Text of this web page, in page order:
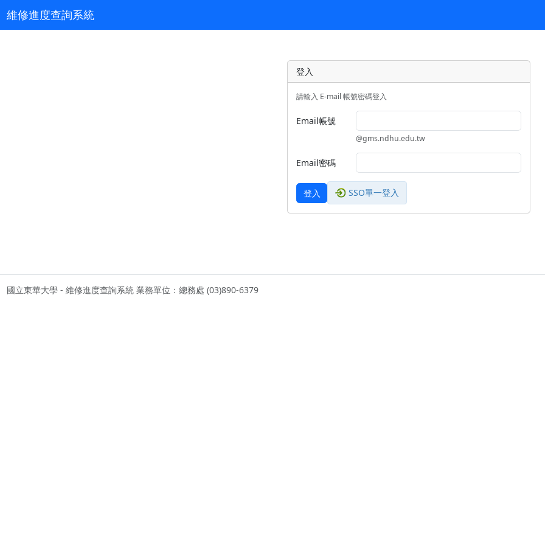
維修進度查詢系統
登入
請輸入 E-mail 帳號密碼登入
Email帳號
@gms.ndhu.edu.tw
Email密碼
SSO單一登入
國立東華大學 - 維修進度查詢系統 業務單位：總務處 (03)890-6379